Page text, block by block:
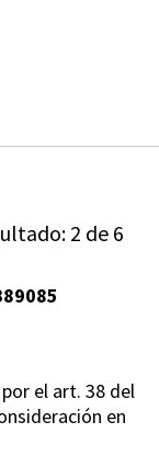
2 de 6
el art. 38 del
en